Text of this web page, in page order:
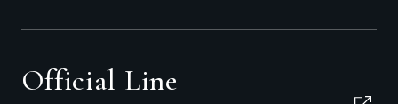
Official Line